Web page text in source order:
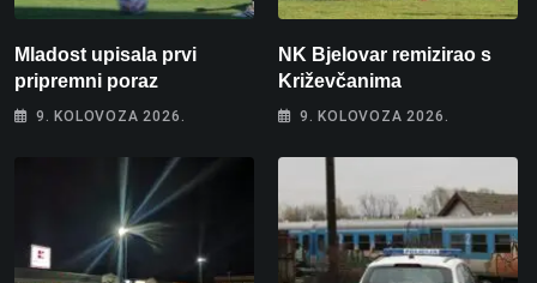
Mladost upisala prvi
pripremni poraz
9. KOLOVOZA 2026.
NK Bjelovar remizirao s
Križevčanima
9. KOLOVOZA 2026.